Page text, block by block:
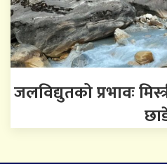
जलविद्युतको प्रभावः